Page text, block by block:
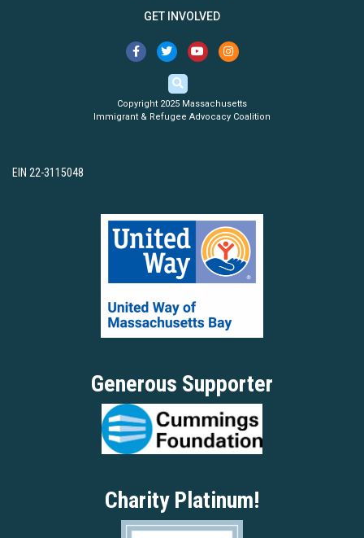
GET INVOLVED
Copyright 2025 Massachusetts
Immigrant & Refugee Advocacy Coalition
EIN 22-3115048
Generous Supporter
Charity Platinum!